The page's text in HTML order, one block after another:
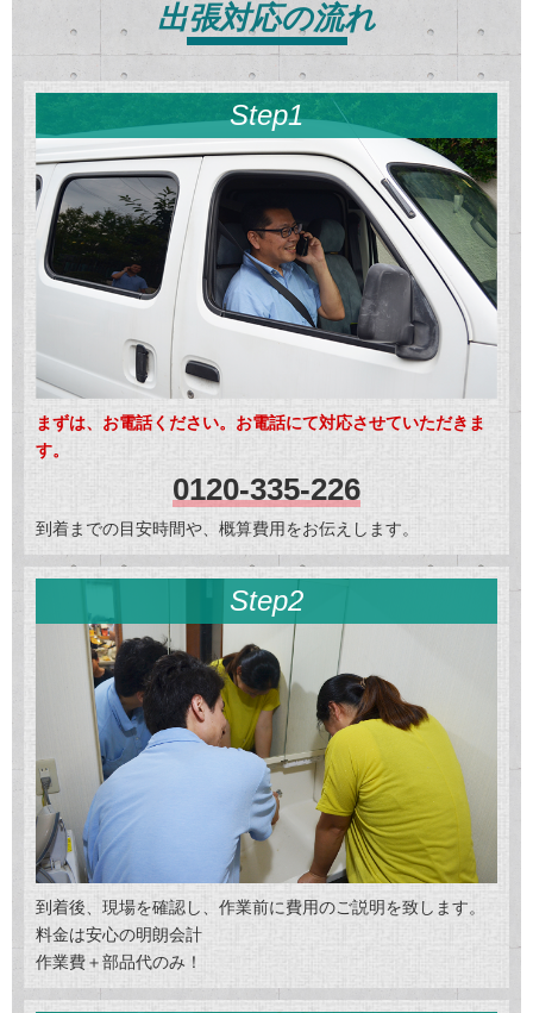
出張対応の流れ
Step1
まずは、お電話ください。お電話にて対応させていただきま
す。
0120-335-226
到着までの目安時間や、概算費用をお伝えします。
Step2
到着後、現場を確認し、作業前に費用のご説明を致します。
料金は安心の明朗会計
作業費＋部品代のみ！